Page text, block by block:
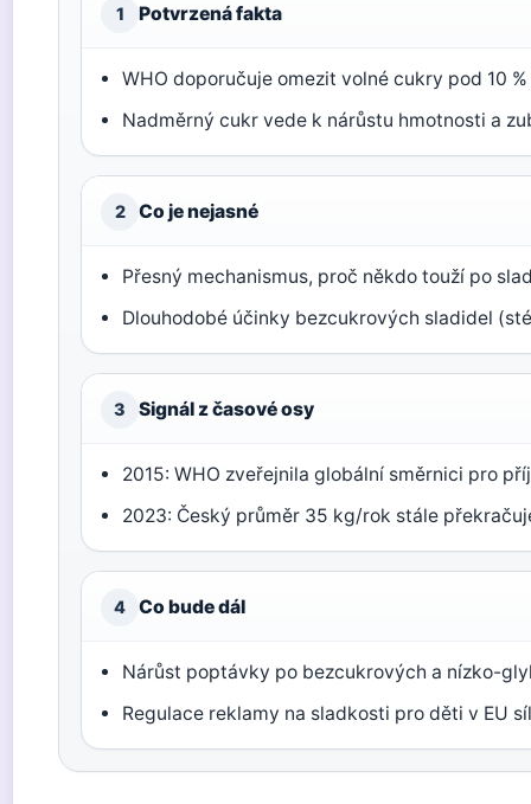
1 Potvrzená fakta
WHO doporučuje omezit volné cukry pod 10
Nadměrný cukr vede k nárůstu hmotnosti a
2 Co je nejasné
Přesný mechanismus, proč někdo touží po
Dlouhodobé účinky bezcukrových sladidel
3 Signál z časové osy
2015: WHO zveřejnila globální směrnici pro
2023: Český průměr 35 kg/rok stále
4 Co bude dál
Nárůst poptávky po bezcukrových a nízko-
Regulace reklamy na sladkosti pro děti v EU